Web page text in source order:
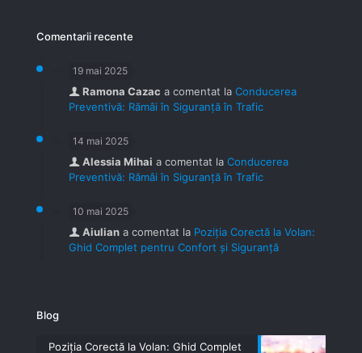
Comentarii recente
19 mai 2025
Ramona Cazac a comentat la Conducerea
Preventivă: Rămâi în Siguranță în Trafic
14 mai 2025
Alessia Mihai a comentat la Conducerea
Preventivă: Rămâi în Siguranță în Trafic
10 mai 2025
Aiulian a comentat la Poziția Corectă la Volan:
Ghid Complet pentru Confort și Siguranță
Blog
Poziția Corectă la Volan: Ghid Complet